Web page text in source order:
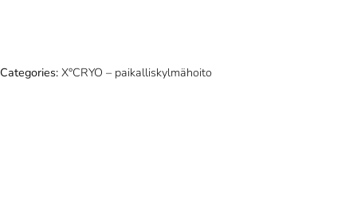
Categories: X°CRYO – paikalliskylmähoito